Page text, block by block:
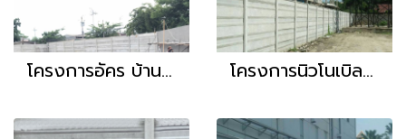
โครงการอัคร บ้านและที่ดิน โครงการนิวโนเบิลดอนเมือง